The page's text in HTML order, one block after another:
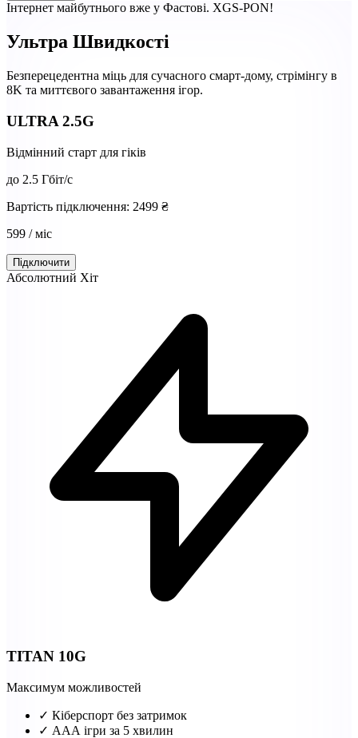
Інтернет майбутнього вже у Фастові. XGS-PON!
Ультра Швидкості
Безперецедентна міць для сучасного смарт-дому, стрімінгу в
8K та миттєвого завантаження ігор.
ULTRA 2.5G
Відмінний старт для гіків
до 2.5 Гбіт/с
Вартість підключення: 2499 ₴
599 / міс
Підключити
Абсолютний Хіт
TITAN 10G
Максимум можливостей
✓ Кіберспорт без затримок
✓ ААА ігри за 5 хвилин